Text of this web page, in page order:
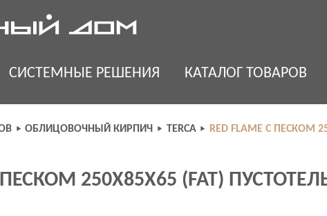
СИСТЕМНЫЕ РЕШЕНИЯ КАТАЛОГ ТОВАРОВ
ОБЛИЦОВОЧНЫЙ КИРПИЧ TERCA RED FLAME C ПЕСКОМ
ПЕСКОМ 250X85X65 (FAT)